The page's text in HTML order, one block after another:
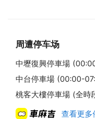
Ⅲ
周遭停车场
中壢復興停車場
中台停車場 (00:00-
桃客大樓停車場 (全時
查看更多